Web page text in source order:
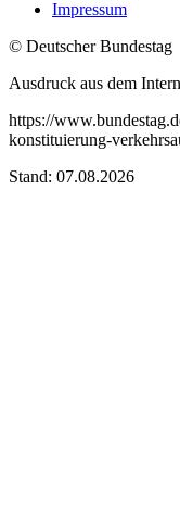
Impressum
© Deutscher Bundestag
Ausdruck aus dem
https://
konstituierung-
Stand: 07.08.2026